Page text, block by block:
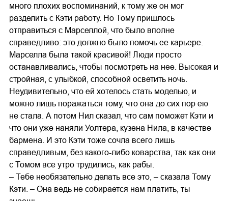
много плохих воспоминаний, к тому же он мог
разделить с Кэти работу. Но Тому пришлось
отправиться с Марселлой, что было вполне
справедливо: это должно было помочь ее карьере.
Марселла была такой красивой! Люди просто
останавливались, чтобы посмотреть на нее. Высокая и
стройная, с улыбкой, способной осветить ночь.
Неудивительно, что ей хотелось стать моделью, и
можно лишь поражаться тому, что она до сих пор ею
не стала. А потом Нил сказал, что сам поможет Кэти и
что они уже наняли Уолтера, кузена Нила, в качестве
бармена. И это Кэти тоже сочла всего лишь
справедливым, без какого-либо коварства, так как они
с Томом все утро трудились, как рабы.
– Тебе необязательно делать все это, – сказала Тому
Кэти. – Она ведь не собирается нам платить, ты